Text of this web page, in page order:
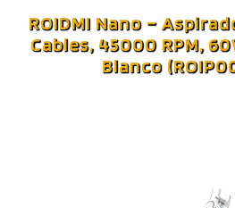
ROIDMI Nano –
Cables, 45000 RPM,
Blanco